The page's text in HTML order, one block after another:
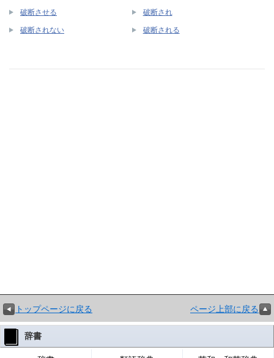
破断させる 破断され
破断されない 破断される
トップページに戻る ページ上部に戻る
辞書